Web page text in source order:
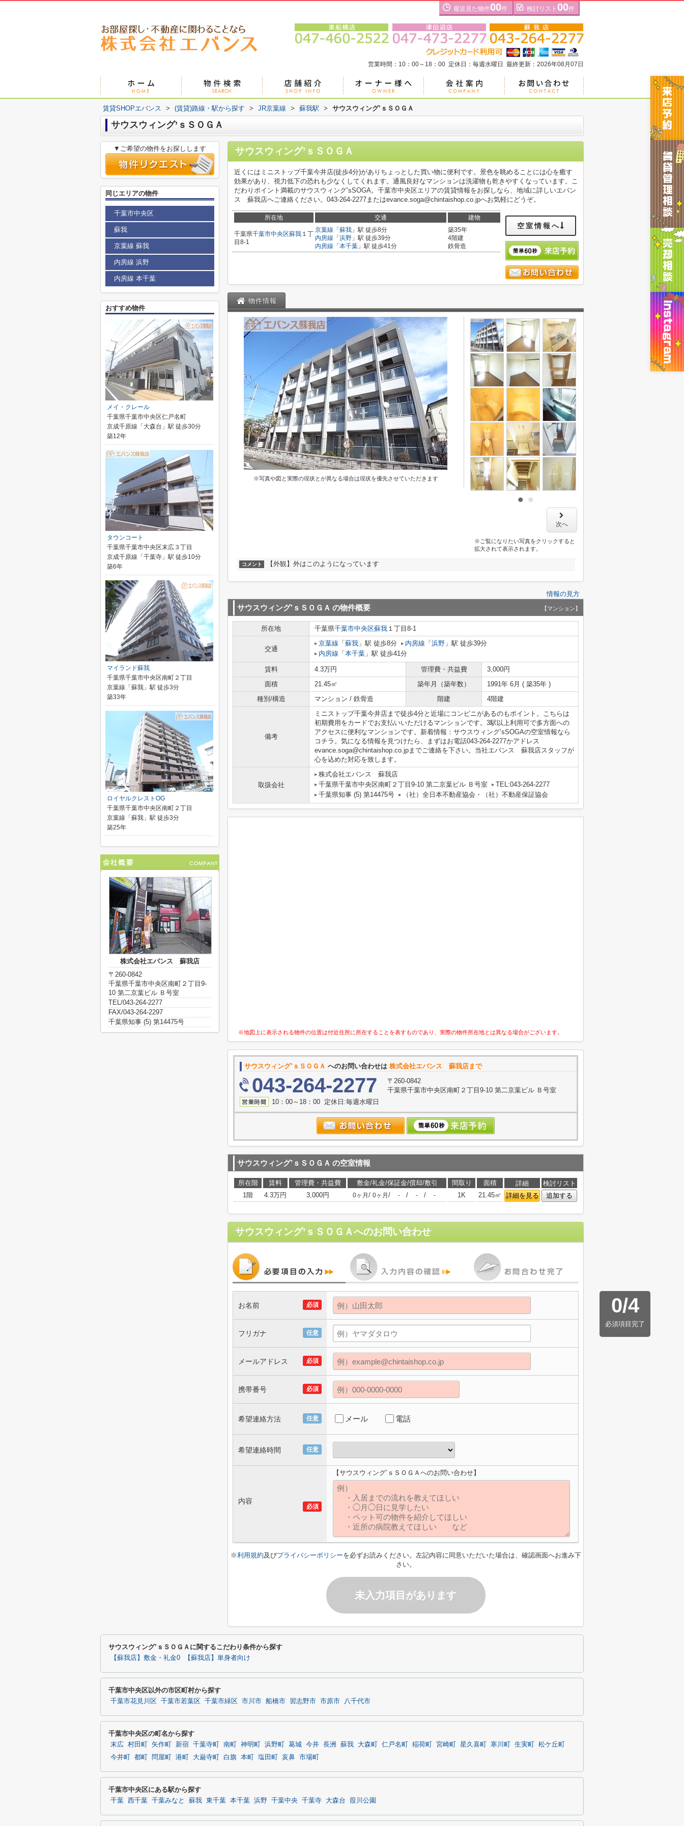
最近見た物件00件 検討リスト 00件
営業時間：10：00～18：00 定休日：毎週水曜日 最終更新：2026年08月07日
賃貸SHOPエバンス > (賃貸)路線・駅から探す > JR京葉線 > 蘇我駅 > サウスウィング’ｓＳＯＧＡ
サウスウィング’ｓＳＯＧＡ
サウスウィング’ｓＳＯＧＡ
近くにはミニストップ千葉今井店(徒歩4分)がありちょっとした買い物に便利です。景色を眺めることには心を癒す
効果があり、視力低下の恐れも少なくしてくれます。通風良好なマンションは洗濯物も乾きやすくなっています。こ
だわりポイント満載のサウスウィング’sSOGA。千葉市中央区エリアの賃貸情報をお探しなら、地域に詳しいエバン
ス 蘇我店へご連絡ください。043-264-2277またはevance.soga@chintaishop.co.jpへお気軽にどうぞ。
所在地 交通 建物
千葉県千葉市中央区蘇我 １丁
目8-1
京葉線 「 蘇我 」駅 徒歩8分
内房線 「 浜野 」駅 徒歩39分
内房線 「 本千葉 」駅 徒歩41分
築35年
4階建
鉄骨造
空室情報へ
物件情報
※写真や図と実際の現状とが異なる場合は現状を優先させていただきます
次へ
※ご覧になりたい写真をクリックすると
拡大されて表示されます。
コメント 【外観】外はこのようになっています
情報の見方
サウスウィング’ｓＳＯＧＡ の物件概要 【マンション】
所在地 千葉県千葉市中央区蘇我 １丁目8-1
交通
京葉線 「 蘇我 」駅 徒歩8分 内房線 「 浜野 」駅 徒歩39分
内房線 「 本千葉 」駅 徒歩41分
賃料 4.3万円 管理費・共益費
3,000円
面積
21.45㎡ 築年月（築年数）
1991年 6月 ( 築35年 )
種別/構造
マンション / 鉄骨造 階建 4階建
備考
ミニストップ千葉今井店まで徒歩4分と近場にコンビニがあるのもポイント。こちらは
初期費用をカードでお支払いいただけるマンションです。3駅以上利用可で多方面への
アクセスに便利なマンションです。新着情報：サウスウィング’sSOGAの空室情報なら
コチラ。気になる情報を見つけたら、まずはお電話043-264-2277かアドレス
evance.soga@chintaishop.co.jpまでご連絡を下さい。当社エバンス 蘇我店スタッフが
心を込めた対応を致します。
取扱会社
株式会社エバンス 蘇我店
千葉県千葉市中央区南町２丁目9-10 第二京葉ビル Ｂ号室
TEL:043-264-2277
千葉県知事 (5) 第14475号
（社）全日本不動産協会・（社）不動産保証協会
※地図上に表示される物件の位置は付近住所に所在することを表すものであり、実際の物件所在地とは異なる場合がございます。
サウスウィング’ｓＳＯＧＡ へのお問い合わせは 株式会社エバンス 蘇我店まで
043-264-2277
〒260-0842
千葉県千葉市中央区南町２丁目9-10 第二京葉ビル Ｂ号室
10：00～18：00 定休日:毎週水曜日
サウスウィング’ｓＳＯＧＡ の空室情報
所在階 賃料 管理費・共益費 敷金/礼金/保証金/償却/敷引 間取り 面積 詳細
検討リスト
1階
4.3万円 3,000円 0ヶ月 / 0ヶ月 / - / - / - 1K 21.45㎡ 詳細を見る 追加する
サウスウィング’ｓＳＯＧＡへのお問い合わせ
0/4
必須項目完了
必須
お名前
任意
フリガナ
必須
メールアドレス
必須
携帯番号
任意
希望連絡方法 メール 電話
任意
希望連絡時間
必須
内容
【サウスウィング’ｓＳＯＧＡへのお問い合わせ】
※利用規約及びプライバシーポリシーを必ずお読みください。左記内容に同意いただいた場合は、確認画面へお進み下
さい。
未入力項目があります
▼ご希望の物件をお探しします
同じエリアの物件
千葉市中央区
蘇我
京葉線 蘇我
内房線 浜野
内房線 本千葉
おすすめ物件
メイ・クレール
千葉県千葉市中央区仁戸名町
京成千原線「大森台」駅 徒歩30分
築12年
タウンコート
千葉県千葉市中央区末広３丁目
京成千原線「千葉寺」駅 徒歩10分
築6年
マイランド蘇我
千葉県千葉市中央区南町２丁目
京葉線「蘇我」駅 徒歩3分
築33年
ロイヤルクレストOG
千葉県千葉市中央区南町２丁目
京葉線「蘇我」駅 徒歩3分
築25年
株式会社エバンス 蘇我店
〒260-0842
千葉県千葉市中央区南町２丁目9-
10 第二京葉ビル Ｂ号室
TEL/043-264-2277
FAX/043-264-2297
千葉県知事 (5) 第14475号
サウスウィング’ｓＳＯＧＡに関するこだわり条件から探す
【蘇我店】敷金・礼金0 【蘇我店】単身者向け
千葉市中央区以外の市区町村から探す
千葉市花見川区 千葉市若葉区 千葉市緑区 市川市 船橋市 習志野市 市原市 八千代市
千葉市中央区の町名から探す
末広 村田町 矢作町 新宿 千葉寺町 南町 神明町 浜野町 葛城 今井 長洲 蘇我 大森町 仁戸名町 稲荷町 宮崎町 星久喜町 寒川町 生実町
松ケ丘町
今井町
都町 問屋町 港町 大巌寺町 白旗 本町 塩田町 亥鼻 市場町
千葉市中央区にある駅から探す
千葉 西千葉 千葉みなと 蘇我 東千葉 本千葉 浜野 千葉中央 千葉寺 大森台 葭川公園